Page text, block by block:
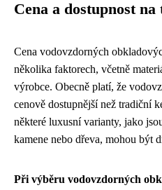
Cena a dostupnost
Cena vodovzdorných
několika faktorech, včetně
výrobce. Obecně platí, že
cenově dostupnější než tradiční
některé luxusní varianty, jako
kamene nebo dřeva, mohou být
Při výběru vodovzdorných